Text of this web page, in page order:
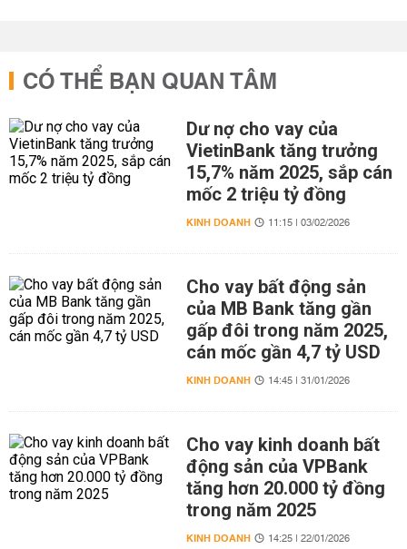
CÓ THỂ BẠN QUAN TÂM
Dư nợ cho vay của
VietinBank tăng trưởng
15,7% năm 2025, sắp cán
mốc 2 triệu tỷ đồng
KINH DOANH 11:15 | 03/02/2026
Cho vay bất động sản
của MB Bank tăng gần
gấp đôi trong năm 2025,
cán mốc gần 4,7 tỷ USD
KINH DOANH 14:45 | 31/01/2026
Cho vay kinh doanh bất
động sản của VPBank
tăng hơn 20.000 tỷ đồng
trong năm 2025
KINH DOANH 14:25 | 22/01/2026